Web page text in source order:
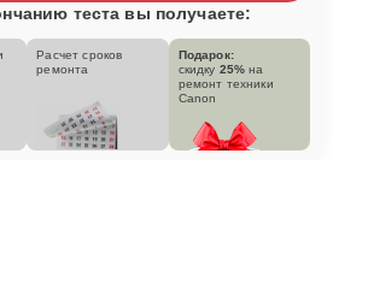
теста вы получаете:
Расчет сроков
ремонта
Подарок:
скидку 25% на
ремонт техники
Canon